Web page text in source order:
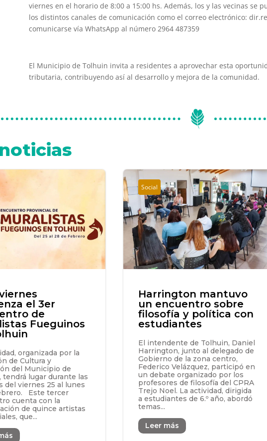
viernes en el horario de 8:00 a 15:00 hs. Además, los y las vecinas se
los distintos canales de comunicación como el correo electrónico:
comunicarse vía WhatsApp al número 2964 487359
El Municipio de Tolhuin invita a residentes a aprovechar esta
tributaria, contribuyendo así al desarrollo y mejora de la comunidad.
el 3er
de
Fueguinos
organizada por la
de Cultura y
del Municipio de
tendrá lugar durante las
del viernes 25 al lunes
Este tercer
cuenta con la
de quince artistas
que...
Social
Harrington mantuvo
un encuentro sobre
filosofía y política con
estudiantes
El intendente de Tolhuin, Daniel
Harrington, junto al delegado de
Gobierno de la zona centro,
Federico Velázquez, participó en
un debate organizado por los
profesores de filosofía del CPRA
Trejo Noel. La actividad, dirigida
a estudiantes de 6.º año, abordó
temas...
Leer más